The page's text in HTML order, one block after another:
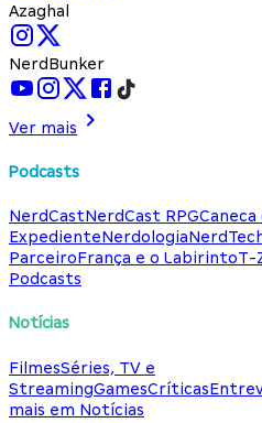
Azaghal
NerdBunker
Ver mais
Podcasts
NerdCastNerdCast RPGCaneca
ExpedienteNerdologia
ParceiroFrança e o LabirintoT-
Podcasts
Notícias
FilmesSéries, TV e
StreamingGamesCríticas
mais em Notícias